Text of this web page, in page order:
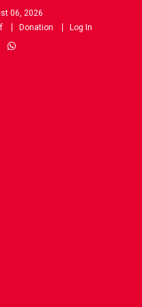
06, 2026
Donation Log In